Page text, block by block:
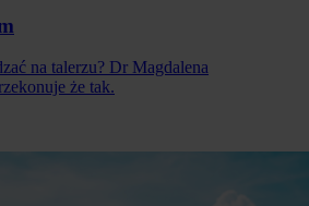
na talerzu? Dr Magdalena
że tak.